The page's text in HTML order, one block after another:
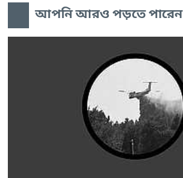
আপনি আরও পড়তে পারেন